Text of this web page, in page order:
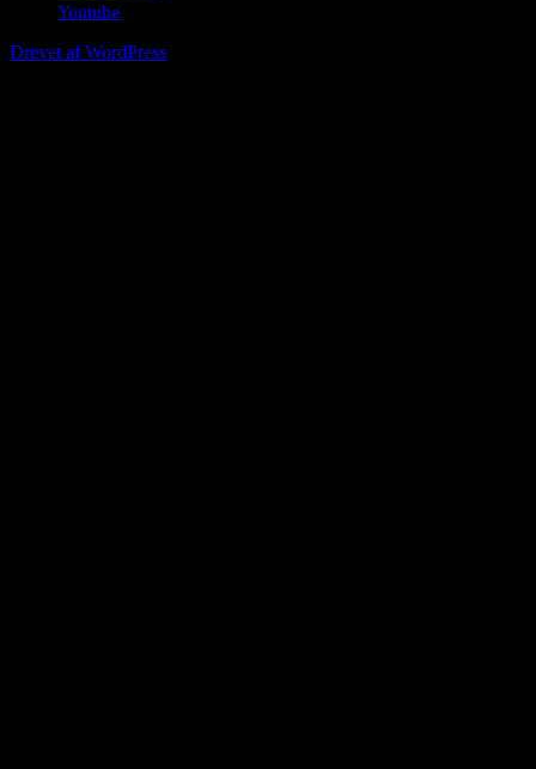
Youtube
Drevet af WordPress